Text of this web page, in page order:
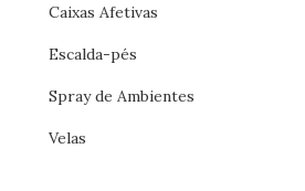
Caixas Afetivas
Escalda-pés
Spray de Ambientes
Velas